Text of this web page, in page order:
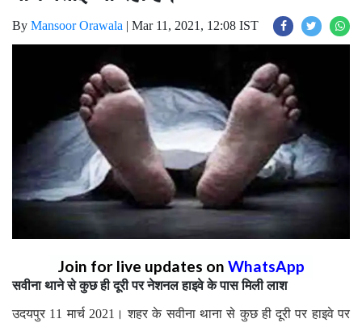
By Mansoor Orawala | Mar 11, 2021, 12:08 IST
Join for live updates on WhatsApp
सवीना थाने से कुछ ही दूरी पर नेशनल हाइवे के पास मिली लाश
उदयपुर 11 मार्च 2021। शहर के सवीना थाना से कुछ ही दूरी पर हाइवे पर